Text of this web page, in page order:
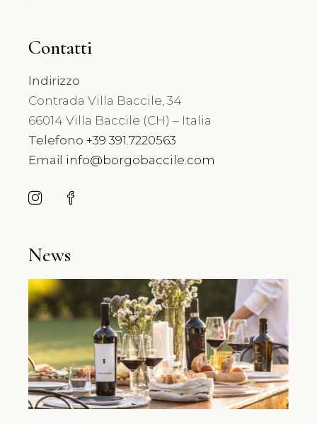
Contatti
Indirizzo
Contrada Villa Baccile, 34
66014 Villa Baccile (CH) – Italia
Telefono +39 391.7220563
Email info@borgobaccile.com
News